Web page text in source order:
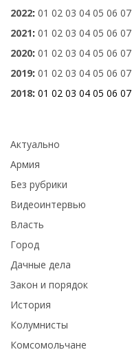
2022: 01 02 03 04 05 06 07
2021: 01 02 03 04 05 06 07
2020: 01 02 03 04 05 06 07
2019: 01 02 03 04 05 06 07
2018: 01 02 03 04 05 06 07
Актуально
Армия
Без рубрики
Видеоинтервью
Власть
Город
Дачные дела
Закон и порядок
История
Колумнисты
Комсомольчане